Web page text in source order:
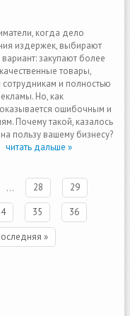
когда дело
издержек, выбирают
закупают более
товары,
и полностью
Но, как
оказывается ошибочным и
Почему такой, казалось
пользу вашему бизнесу?
читать дальше »
… 28 29
35 36
»